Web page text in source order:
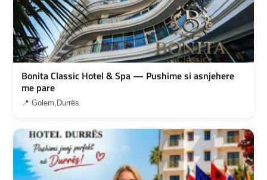
Bonita Classic Hotel & Spa — Pushime si asnjehere
me pare
📍 Golem,Durrës